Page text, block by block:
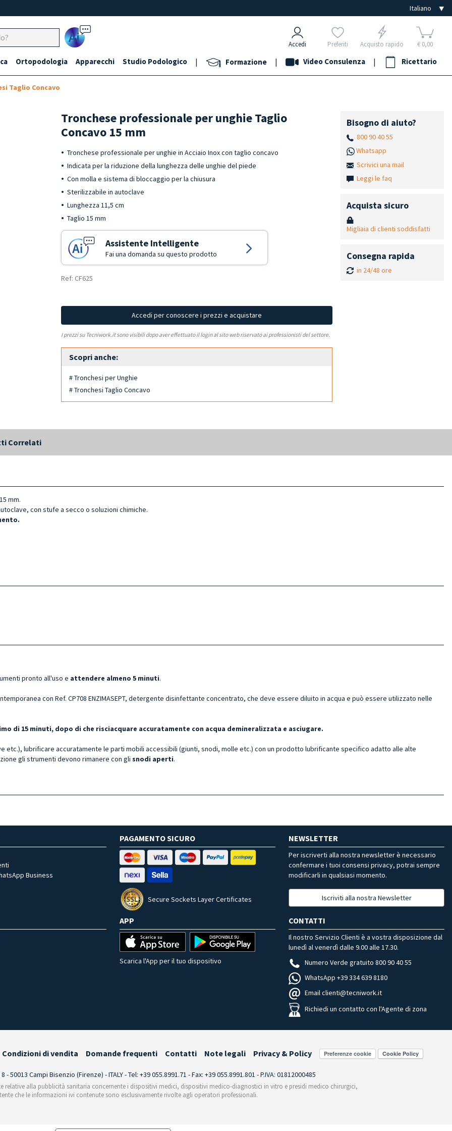
Ai Accedi Preferiti Acquisto rapido € 0,00
Ortopodologia Apparecchi Studio Podologico | Formazione | Video Consulenza | Ricettario
Taglio Concavo
Tronchese professionale per unghie Taglio
Concavo 15 mm
Tronchese professionale per unghie in Acciaio Inox con taglio concavo
Indicata per la riduzione della lunghezza delle unghie del piede
Con molla e sistema di bloccaggio per la chiusura
Sterilizzabile in autoclave
Lunghezza 11,5 cm
Taglio 15 mm
Assistente Intelligente
Fai una domanda su questo prodotto
Ref: CF625
Accedi per conoscere i prezzi e acquistare
I prezzi su Tecniwork.it sono visibili dopo aver effettuato il login al sito web riservato ai professionisti del settore.
Scopri anche:
# Tronchesi per Unghie
# Tronchesi Taglio Concavo
Bisogno di aiuto?
800 90 40 55
Whatsapp
Scrivici una mail
Leggi le faq
Acquista sicuro
Migliaia di clienti soddisfatti
Consegna rapida
in 24/48 ore
Correlati
mm.
con stufe a secco o soluzioni chimiche.
o.
pronto all'uso e attendere almeno 5 minuti.
con Ref. CP708 ENZIMASEPT, detergente disinfettante concentrato, che deve essere diluito in acqua e può essere utilizzato nelle
di 15 minuti, dopo di che risciacquare accuratamente con acqua demineralizzata e asciugare.
etc.), lubrificare accuratamente le parti mobili accessibili (giunti, snodi, molle etc.) con un prodotto lubrificante specifico adatto alle alte
gli strumenti devono rimanere con gli snodi aperti.
Business
PAGAMENTO SICURO
Secure Sockets Layer Certificates
NEWSLETTER
Per iscriverti alla nostra newsletter è necessario
confermare i tuoi consensi privacy, potrai sempre
modificarli in qualsiasi momento.
Iscriviti alla nostra Newsletter
APP
Scarica l'App per il tuo dispositivo
CONTATTI
Il nostro Servizio Clienti è a vostra disposizione dal
lunedì al venerdì dalle 9.00 alle 17.30.
Numero Verde gratuito 800 90 40 55
WhatsApp +39 334 639 8180
Email clienti@tecniwork.it
Richiedi un contatto con l'Agente di zona
Condizioni di vendita Domande frequenti Contatti Note legali Privacy & Policy Preferenze cookie
- 50013 Campi Bisenzio (Firenze) - ITALY - Tel: +39 055.8991.71 - Fax: +39 055.8991.801 - P.IVA: 01812000485
relative alla pubblicità sanitaria concernente i dispositivi medici, dispositivi medico-diagnostici in vitro e presidi medico chirurgici,
che le informazioni ivi contenute sono esclusivamente rivolte agli operatori professionali.